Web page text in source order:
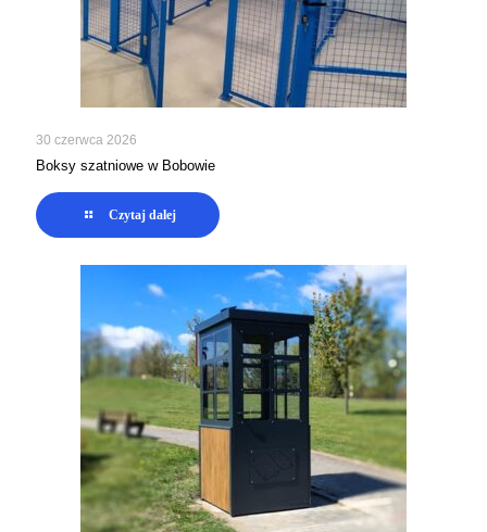
30 czerwca 2026
Boksy szatniowe w Bobowie
Czytaj dalej